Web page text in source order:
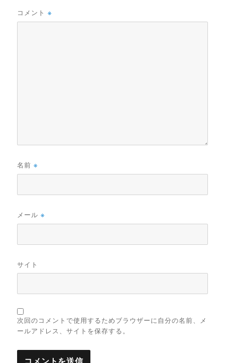
コメント※
名前※
メール※
サイト
次回のコメントで使用するためブラウザーに自分の名前、メ
ールアドレス、サイトを保存する。